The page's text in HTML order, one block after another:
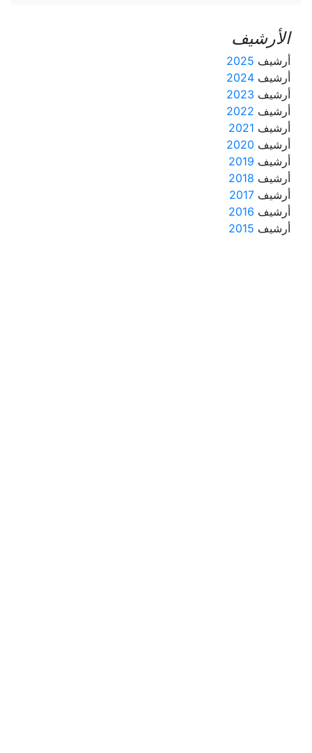
الأرشيف
أرشيف 2025
أرشيف 2024
أرشيف 2023
أرشيف 2022
أرشيف 2021
أرشيف 2020
أرشيف 2019
أرشيف 2018
أرشيف 2017
أرشيف 2016
أرشيف 2015